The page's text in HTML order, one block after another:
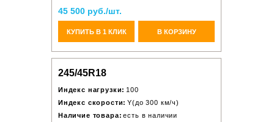
45 500 руб./шт.
КУПИТЬ В 1 КЛИК В КОРЗИНУ
245/45R18
Индекс нагрузки: 100
Индекс скорости: Y(до 300 км/ч)
Наличие товара: есть в наличии